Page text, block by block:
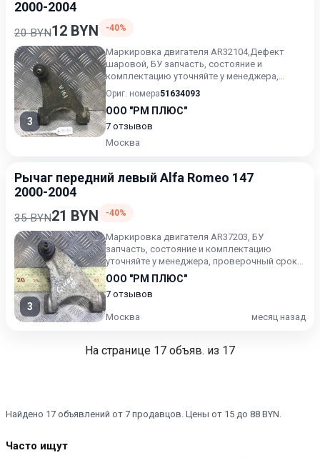
2000-2004
20 BYN12 BYN -40%
3
Маркировка двигателя AR32104,Дефект
шаровой, БУ запчасть, состояние и
комплектацию уточняйте у менеджера,
проверочный срок от 14 до 30 дней.
Ориг. номера51634093
ООО "РМ ПЛЮС"
7 отзывов
Москва
Рычаг передний левый Alfa Romeo 147
2000-2004
35 BYN21 BYN -40%
3
Маркировка двигателя AR37203, БУ
запчасть, состояние и комплектацию
уточняйте у менеджера, проверочный срок
от 14 до 30 дней.
ООО "РМ ПЛЮС"
7 отзывов
Москва месяц назад
На странице 17 объяв. из 17
Найдено 17 объявлений от 7 продавцов. Цены от 15 до 88 BYN.
Часто ищут